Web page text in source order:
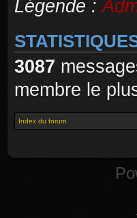
Légende :
3087
membre le
Index du forum